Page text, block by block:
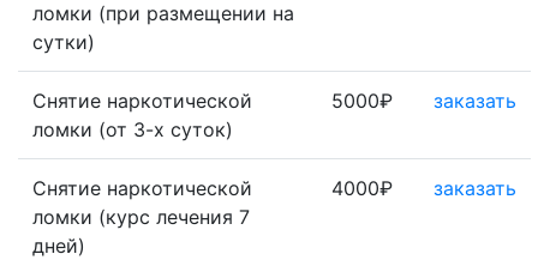
ломки (при размещении на
сутки)
Снятие наркотической
ломки (от 3-х суток)
5000₽ заказать
Снятие наркотической
ломки (курс лечения 7
дней)
4000₽ заказать